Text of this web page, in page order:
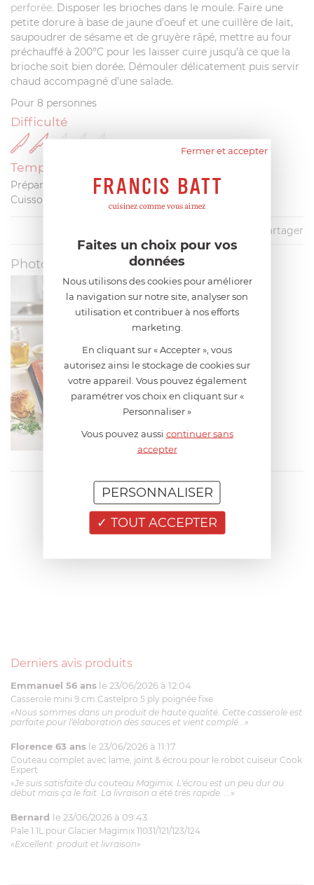
perforée. Disposer les brioches dans le moule. Faire une
petite dorure à base de jaune d’oeuf et une cuillère de lait,
saupoudrer de sésame et de gruyère râpé, mettre au four
préchauffé à 200°C pour les laisser cuire jusqu’à ce que la
brioche soit bien dorée. Démouler délicatement puis servir
chaud accompagné d’une salade.
Pour 8 personnes
Difficulté
Temps
Préparation : 40 min
Cuisson : 20 min
Partager
Photos
Derniers avis produits
Emmanuel 56 ans le 23/06/2026 à 12:04
Casserole mini 9 cm Castelpro 5 ply poignée fixe
«Nous sommes dans un produit de haute qualité. Cette casserole est
parfaite pour l'élaboration des sauces et vient complé...»
Florence 63 ans le 23/06/2026 à 11:17
Couteau complet avec lame, joint & écrou pour le robot cuiseur Cook
Expert
«Je suis satisfaite du couteau Magimix. L'écrou est un peu dur au
début mais ça le fait. La livraison a été très rapide. ...»
Bernard le 23/06/2026 à 09:43
Pale 1.1L pour Glacier Magimix 11031/121/123/124
«Excellent: produit et livraison»
Fermer et accepter
Faites un choix pour vos
données
Nous utilisons des cookies pour améliorer
la navigation sur notre site, analyser son
utilisation et contribuer à nos efforts
marketing.
En cliquant sur « Accepter », vous
autorisez ainsi le stockage de cookies sur
votre appareil. Vous pouvez également
paramétrer vos choix en cliquant sur «
Personnaliser »
Vous pouvez aussi continuer sans
accepter
TOUT ACCEPTER
PERSONNALISER